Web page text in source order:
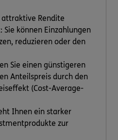
attraktive Rendite
Sie können Einzahlungen
reduzieren oder den
Sie einen günstigeren
Anteilspreis durch den
(Cost-Average-
Ihnen ein starker
zur